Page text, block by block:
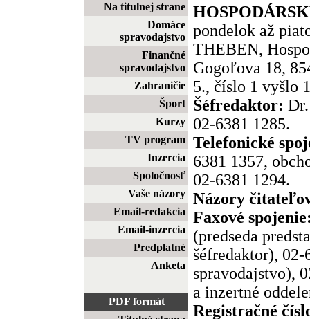
Na titulnej strane
Domáce
spravodajstvo
Finančné
spravodajstvo
Zahraničie
Šport
Kurzy
TV program
Inzercia
Spoločnosť
Vaše názory
Email-redakcia
Email-inzercia
Predplatné
Anketa
PDF formát
pondelok až
THEBEN,
Gogoľova 18,
5., číslo 1 vyšlo
Šéfredaktor:
02-6381 1285.
Telefonické
6381 1357,
02-6381 1294.
Názory
Faxové
(predseda
šéfredaktor),
spravodajstvo),
a inzertné
Registračné